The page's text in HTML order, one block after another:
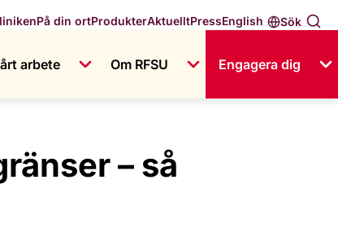
Sök
English
På din ortProdukterAktuelltPress
arbete Om RFSU Engagera dig
– så